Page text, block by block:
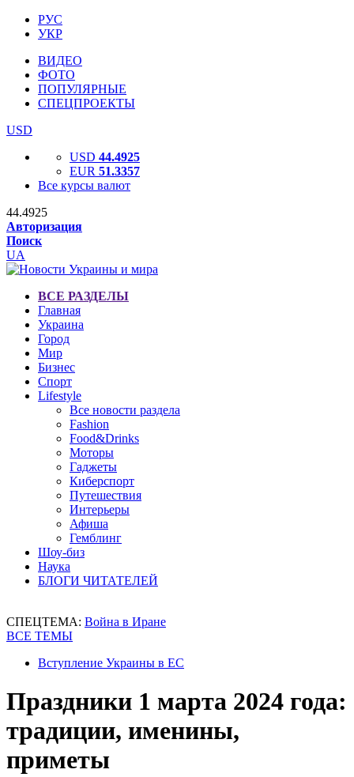
РУС
УКР
ВИДЕО
ФОТО
ПОПУЛЯРНЫЕ
СПЕЦПРОЕКТЫ
USD
USD 44.4925
EUR 51.3357
Все курсы валют
44.4925
Авторизация
Поиск
UA
ВСЕ РАЗДЕЛЫ
Главная
Украина
Город
Мир
Бизнес
Спорт
Lifestyle
Все новости раздела
Fashion
Food&Drinks
Моторы
Гаджеты
Киберспорт
Путешествия
Интерьеры
Афиша
Гемблинг
Шоу-биз
Наука
БЛОГИ ЧИТАТЕЛЕЙ
СПЕЦТЕМА: Война в Иране
ВСЕ ТЕМЫ
Вступление Украины в ЕС
Праздники 1 марта 2024 года:
традиции, именины,
приметы